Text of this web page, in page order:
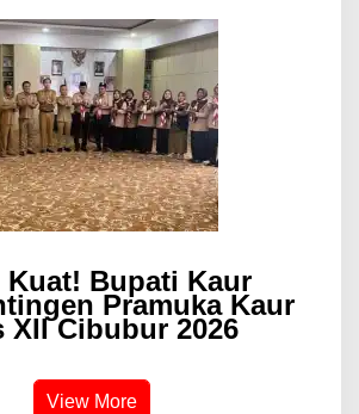
Kuat! Bupati Kaur
Pramuka Kaur
XII Cibubur 2026
View More